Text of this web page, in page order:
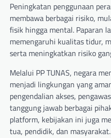
Peningkatan penggunaan
membawa berbagai risiko,
fisik hingga mental. Paparan
memengaruhi kualitas tidur,
serta meningkatkan risiko
Melalui PP TUNAS, negara
menjadi lingkungan yang
pengendalian akses,
tanggung jawab berbagai
platform, kebijakan ini juga
tua, pendidik, dan masyarakat.